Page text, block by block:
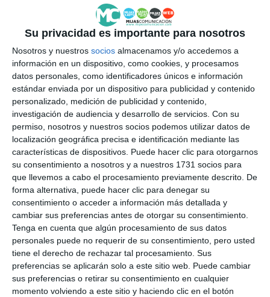
Su privacidad es importante para nosotros
Nosotros y nuestros socios almacenamos y/o accedemos a
información en un dispositivo, como cookies, y procesamos
datos personales, como identificadores únicos e información
estándar enviada por un dispositivo para publicidad y contenido
personalizado, medición de publicidad y contenido,
investigación de audiencia y desarrollo de servicios. Con su
permiso, nosotros y nuestros socios podemos utilizar datos de
localización geográfica precisa e identificación mediante las
características de dispositivos. Puede hacer clic para otorgarnos
su consentimiento a nosotros y a nuestros 1731 socios para
que llevemos a cabo el procesamiento previamente descrito. De
forma alternativa, puede hacer clic para denegar su
consentimiento o acceder a información más detallada y
cambiar sus preferencias antes de otorgar su consentimiento.
Tenga en cuenta que algún procesamiento de sus datos
personales puede no requerir de su consentimiento, pero usted
tiene el derecho de rechazar tal procesamiento. Sus
preferencias se aplicarán solo a este sitio web. Puede cambiar
sus preferencias o retirar su consentimiento en cualquier
momento volviendo a este sitio y haciendo clic en el botón